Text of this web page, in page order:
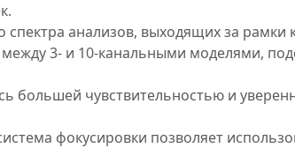
анализов, выходящих за рамки
3- и 10-канальными моделями,
большей чувствительностью и
фокусировки позволяет